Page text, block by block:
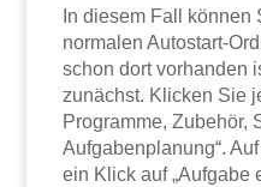
In diesem Fall
normalen Autostart-
schon dort vorhanden
zunächst. Klicken Sie
Programme, Zubehör,
Aufgabenplanung“.
ein Klick auf „Aufgabe